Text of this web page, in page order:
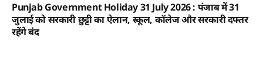
Punjab Government Holiday 31 July 2026 : पंजाब में 31
जुलाई को सरकारी छुट्टी का ऐलान, स्कूल, कॉलेज और सरकारी दफ्तर
रहेंगे बंद